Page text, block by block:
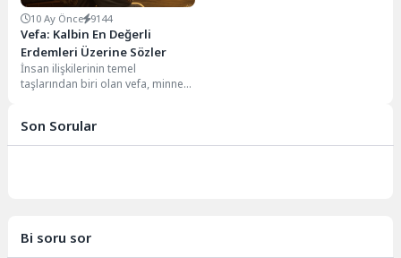
10 Ay Önce 9144
Vefa: Kalbin En Değerli
Erdemleri Üzerine Sözler
İnsan ilişkilerinin temel
taşlarından biri olan vefa, minnet,
Son Sorular
Bi soru sor